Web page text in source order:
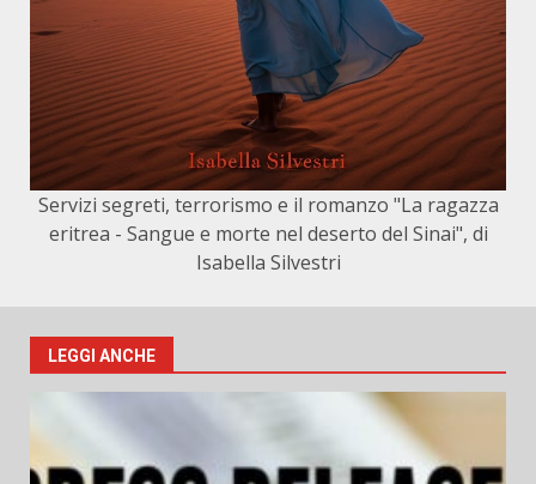
Servizi segreti, terrorismo e il romanzo "La ragazza
eritrea - Sangue e morte nel deserto del Sinai", di
Isabella Silvestri
LEGGI ANCHE